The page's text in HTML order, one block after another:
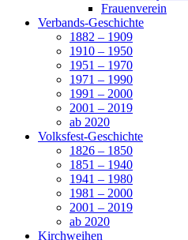
Frauenverein
Verbands-Geschichte
1882 – 1909
1910 – 1950
1951 – 1970
1971 – 1990
1991 – 2000
2001 – 2019
ab 2020
Volksfest-Geschichte
1826 – 1850
1851 – 1940
1941 – 1980
1981 – 2000
2001 – 2019
ab 2020
Kirchweihen